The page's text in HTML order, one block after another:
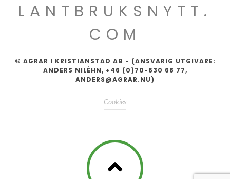
LANTBRUKSNYTT.
COM
© AGRAR I KRISTIANSTAD AB - (ANSVARIG UTGIVARE:
ANDERS NILÉHN, +46 (0)70-630 68 77,
ANDERS@AGRAR.NU)
Cookies